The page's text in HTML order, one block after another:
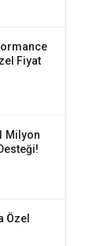
Fiyat
Milyon
Özel